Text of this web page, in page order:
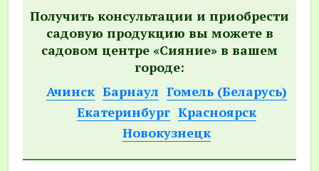
Получить консультации и приобрести
садовую продукцию вы можете в
садовом центре «Сияние» в вашем
городе:
Ачинск Барнаул Гомель (Беларусь)
Екатеринбург Красноярск
Новокузнецк